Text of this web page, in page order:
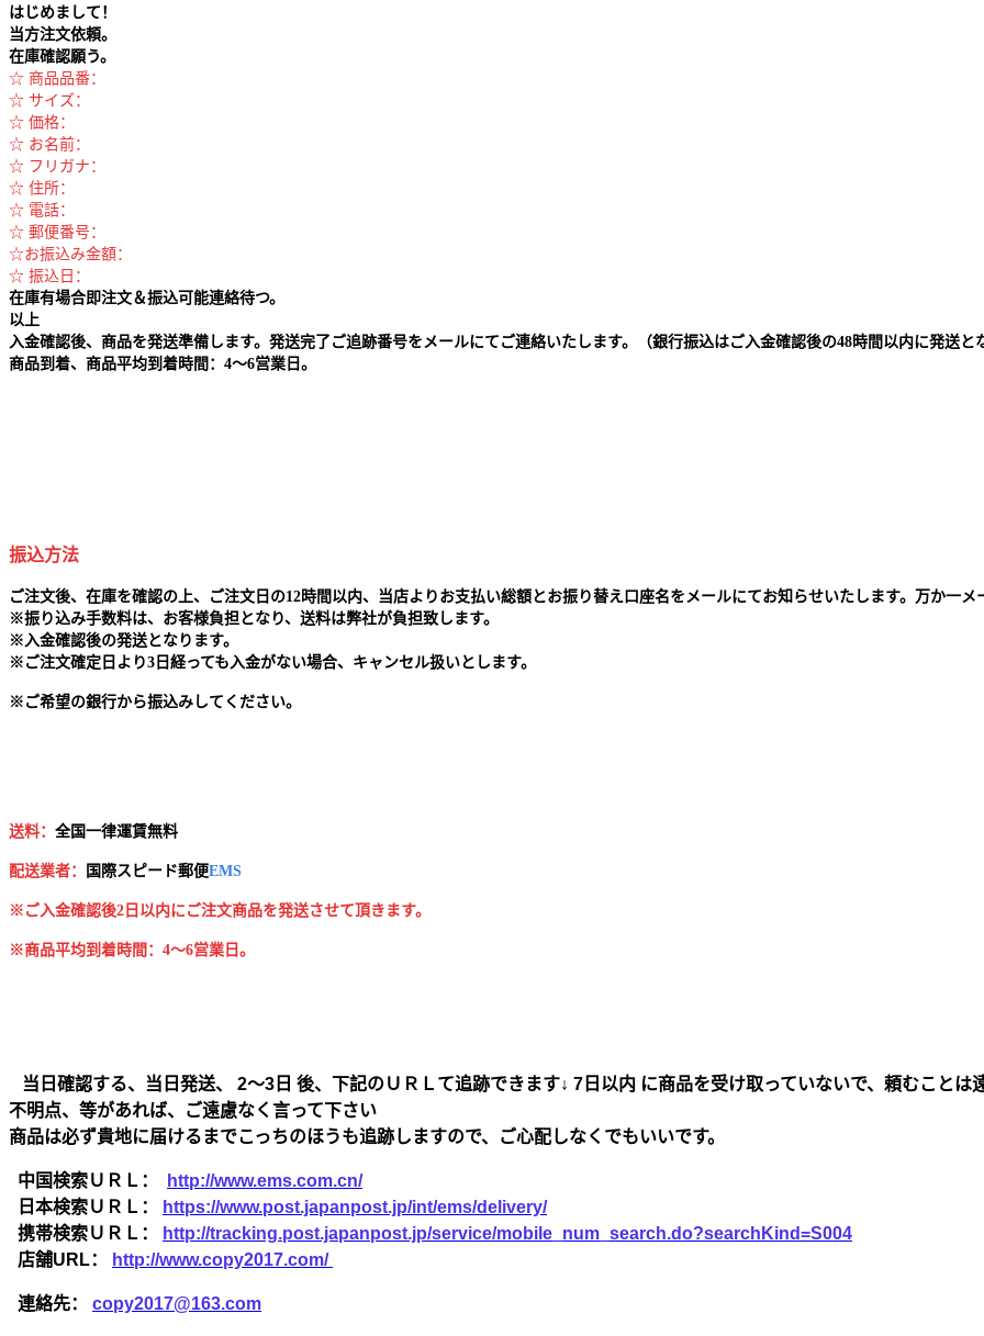
はじめまして！
当方注文依頼。
在庫確認願う。
☆ 商品品番：
☆ サイズ：
☆ 価格：
☆ お名前：
☆ フリガナ：
☆ 住所：
☆ 電話：
☆ 郵便番号：
☆お振込み金額：
☆ 振込日：
在庫有場合即注文＆振込可能連絡待つ。
以上
入金確認後、商品を発送準備します。発送完了ご追跡番号をメールにてご連絡いたします。（銀行振込はご入金確認後の48時間以内に発送と
商品到着、商品平均到着時間：4～6営業日。
振込方法
ご注文後、在庫を確認の上、ご注文日の12時間以内、当店よりお支払い総額とお振り替え口座名をメールにてお知らせいたします。万か一メ
※振り込み手数料は、お客様負担となり、送料は弊社が負担致します。
※ 入金確認後の発送となります。
※ ご注文確定日より3日経っても入金がない場合、キャンセル扱いとします。
※ ご希望の銀行から振込みしてください。
送料： 全国一律運賃無料
配送業者： 国 際スピード郵便EMS
※ご入金確認後2日以内にご注文商品を発送させて頂きます。
※商品平均到着時間：4～6営業日。
当日確認する、当日発送、 2～3日 後、下記のＵＲＬて追跡できます↓ 7日以内 に商品を受け取っていないで、頼むこと
不明点、等があれば、ご遠慮なく言って下さい
商品は必ず貴地に届けるまでこっちのほうも追跡しますので、ご心配しなくでもいいです。
中国検索ＵＲＬ：
http://www.ems.com.cn/
日本検索ＵＲＬ：
https://www.post.japanpost.jp/int/ems/delivery/
携帯検索ＵＲＬ：
http://tracking.post.japanpost.jp/service/mobile_num_search.do?searchKind=S004
店舗URL：
http://www.copy2017.com/
連絡先： copy2017@163.com